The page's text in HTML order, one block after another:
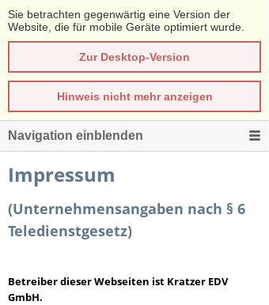
Sie betrachten gegenwärtig eine Version der
Website, die für mobile Geräte optimiert wurde.
Zur Desktop-Version
Hinweis nicht mehr anzeigen
Navigation einblenden
Impressum
(Unternehmensangaben nach § 6
Teledienstgesetz)
Betreiber dieser Webseiten ist Kratzer EDV
GmbH.